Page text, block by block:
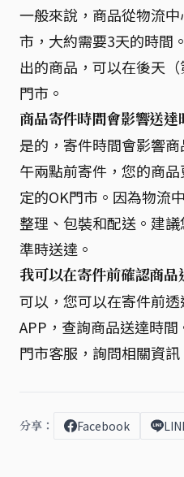
一般來說，商品從物流
市，大約需要3天的時間
出的商品，可以在後天
門市。
商品寄件時間會影響送達
是的，寄件時間會影響
午兩點前寄件，您的商
定的OK門市。因為物流
整理、包裝和配送。建
準時送達。
我可以在寄件前確認商品
可以，您可以在寄件前
APP，查詢商品送達時
門市客服，詢問相關資訊
分享： Facebook